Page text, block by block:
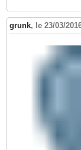
grunk, le 23/03/